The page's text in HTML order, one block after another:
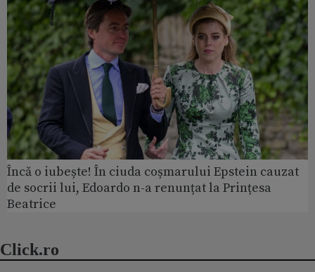
Încă o iubește! În ciuda coșmarului Epstein cauzat
de socrii lui, Edoardo n-a renunțat la Prințesa
Beatrice
Click.ro